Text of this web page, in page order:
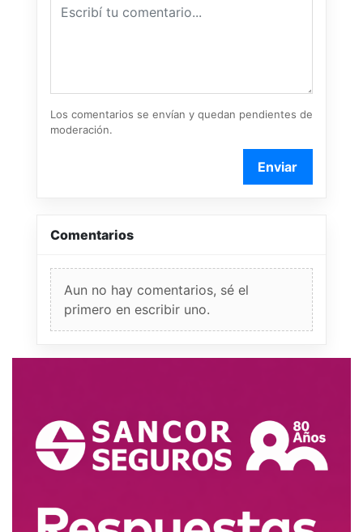
Los comentarios se envían y quedan pendientes de
moderación.
Enviar
Comentarios
Aun no hay comentarios, sé el
primero en escribir uno.